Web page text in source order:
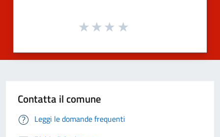
Contatta il comune
Leggi le domande frequenti